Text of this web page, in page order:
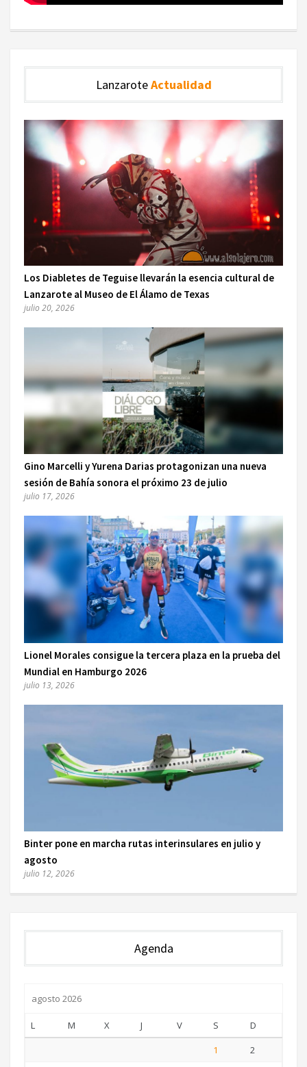
LanzaroteActualidad
Los Diabletes de Teguise llevarán la esencia cultural de
Lanzarote al Museo de El Álamo de Texas
julio 20, 2026
Gino Marcelli y Yurena Darias protagonizan una nueva
sesión de Bahía sonora el próximo 23 de julio
julio 17, 2026
Lionel Morales consigue la tercera plaza en la prueba del
Mundial en Hamburgo 2026
julio 13, 2026
Binter pone en marcha rutas interinsulares en julio y
agosto
julio 12, 2026
Agenda
agosto 2026
L M X J V S
D
1
2